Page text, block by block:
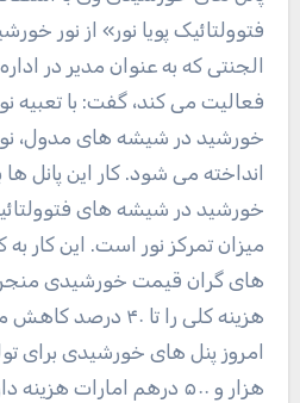
فتوولتائیک پویا نور» از نور
الجنتی که به عنوان مدیر در
فعالیت می کند، گفت: با تعبیه
خورشید در شیشه های مدول،
انداخته می شود. کار این پانل ها
خورشید در شیشه های
های گران قیمت خورشیدی
هزینه کلی را تا ۴۰ درصد کاهش می دهد.
امروز پنل های خورشیدی برای
هزار و ۵۰۰ درهم امارات هزینه دارند.